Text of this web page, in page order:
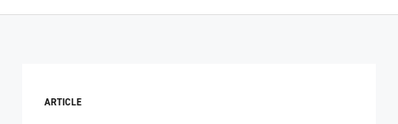
ARTICLE